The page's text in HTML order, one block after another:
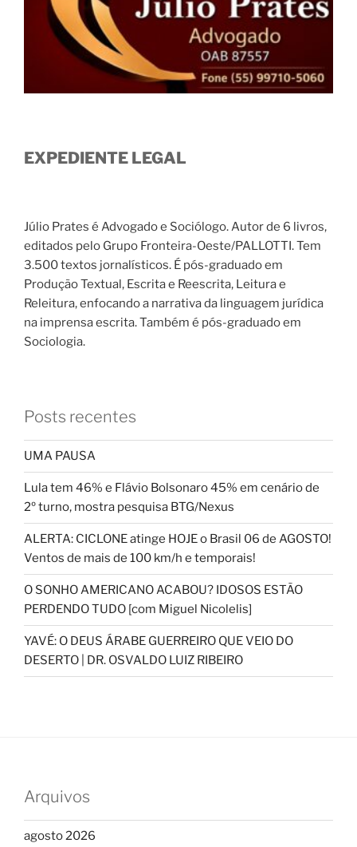
EXPEDIENTE LEGAL
Júlio Prates é Advogado e Sociólogo. Autor de 6 livros,
editados pelo Grupo Fronteira-Oeste/PALLOTTI. Tem
3.500 textos jornalísticos. É pós-graduado em
Produção Textual, Escrita e Reescrita, Leitura e
Releitura, enfocando a narrativa da linguagem jurídica
na imprensa escrita. Também é pós-graduado em
Sociologia.
Posts recentes
UMA PAUSA
Lula tem 46% e Flávio Bolsonaro 45% em cenário de
2º turno, mostra pesquisa BTG/Nexus
ALERTA: CICLONE atinge HOJE o Brasil 06 de AGOSTO!
Ventos de mais de 100 km/h e temporais!
O SONHO AMERICANO ACABOU? IDOSOS ESTÃO
PERDENDO TUDO [com Miguel Nicolelis]
YAVÉ: O DEUS ÁRABE GUERREIRO QUE VEIO DO
DESERTO | DR. OSVALDO LUIZ RIBEIRO
Arquivos
agosto 2026